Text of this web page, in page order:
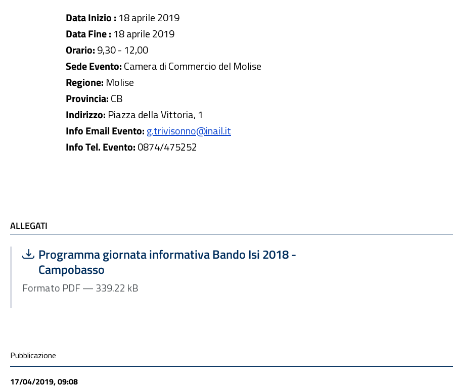
Data Inizio : 18 aprile 2019
Data Fine : 18 aprile 2019
Orario:9,30 - 12,00
Sede Evento:Camera di Commercio del Molise
Regione: Molise
Provincia:CB
Indirizzo: Piazza della Vittoria, 1
Info Email Evento:g.trivisonno@inail.it
Info Tel. Evento:0874/475252
ALLEGATI
ALLEGATI
Scarica file:
Programma giornata informativa Bando Isi 2018 -
Campobasso
Formato PDF — Dimensione 339.22 kB
Formato PDF — 339.22 kB
Condivisione social
Pubblicazione
17/04/2019, 09:08